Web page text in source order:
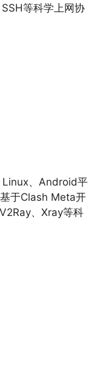
等科学上网协
Linux、Android平
于Clash Meta开
、Xray等科